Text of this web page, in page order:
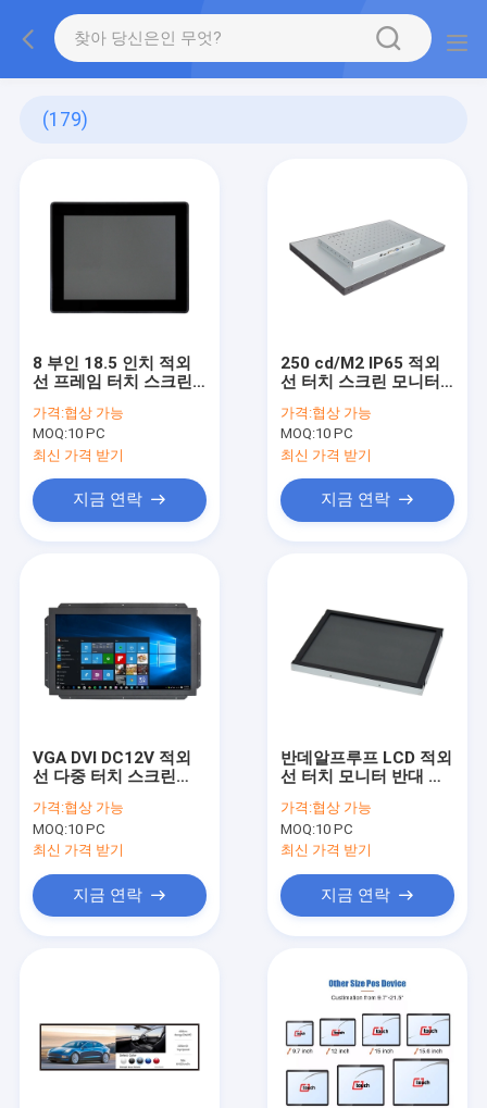
(179)
8 부인 18.5 인치 적외
선 프레임 터치 스크린
가격:협상 가능
MOQ:10 PC
최신 가격 받기
지금 연락
250 cd/M2 IP65 적외
선 터치 스크린 모니터
가격:협상 가능
MOQ:10 PC
최신 가격 받기
지금 연락
VGA DVI DC12V 적외
선 다중 터치 스크린
가격:협상 가능
MOQ:10 PC
최신 가격 받기
지금 연락
반데알프루프 LCD 적외
선 터치 모니터 반대 글
가격:협상 가능
MOQ:10 PC
최신 가격 받기
지금 연락